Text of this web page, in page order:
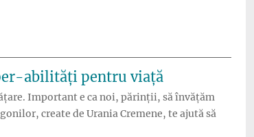
abilități pentru viață
Important e ca noi, părinții, să învățăm
create de Urania Cremene, te ajută să